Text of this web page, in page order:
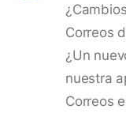
Correos
¿Un
nuestra
Correos